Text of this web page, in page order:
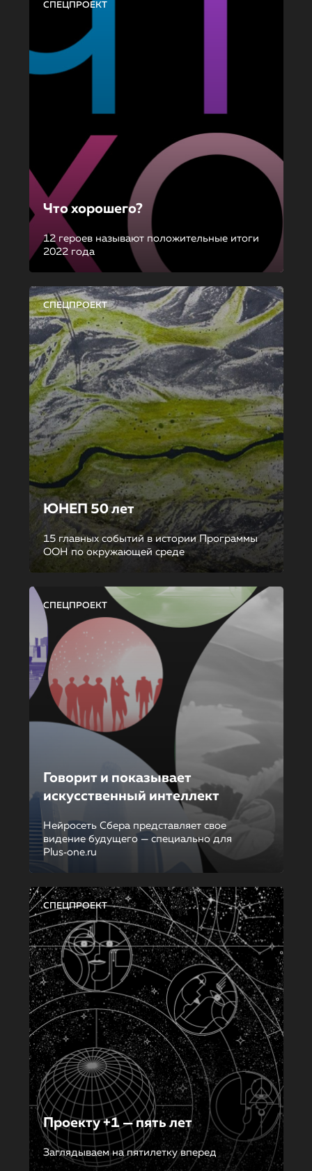
СПЕЦПРОЕКТ
Что хорошего?
12 героев называют положительные итоги
2022 года
СПЕЦПРОЕКТ
ЮНЕП 50 лет
15 главных событий в истории Программы
ООН по окружающей среде
СПЕЦПРОЕКТ
Говорит и показывает
искусственный интеллект
Нейросеть Сбера представляет свое
видение будущего — специально для
Plus‑one.ru
СПЕЦПРОЕКТ
Проекту +1 — пять лет
Заглядываем на пятилетку вперед